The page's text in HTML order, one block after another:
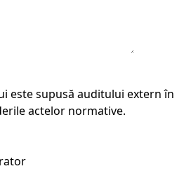
este supusă auditului extern în
actelor normative.